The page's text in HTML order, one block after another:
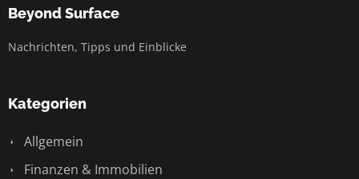
Beyond Surface
Nachrichten, Tipps und Einblicke
Kategorien
Allgemein
Finanzen & Immobilien